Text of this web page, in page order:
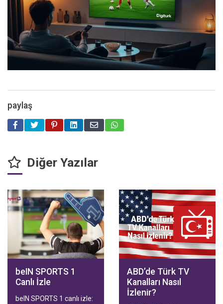
paylaş
Diğer Yazılar
beIN SPORTS 1
Canlı İzle
beIN SPORTS 1 canlı izle:
ABD’de Türk TV
Kanalları Nasıl
İzlenir?